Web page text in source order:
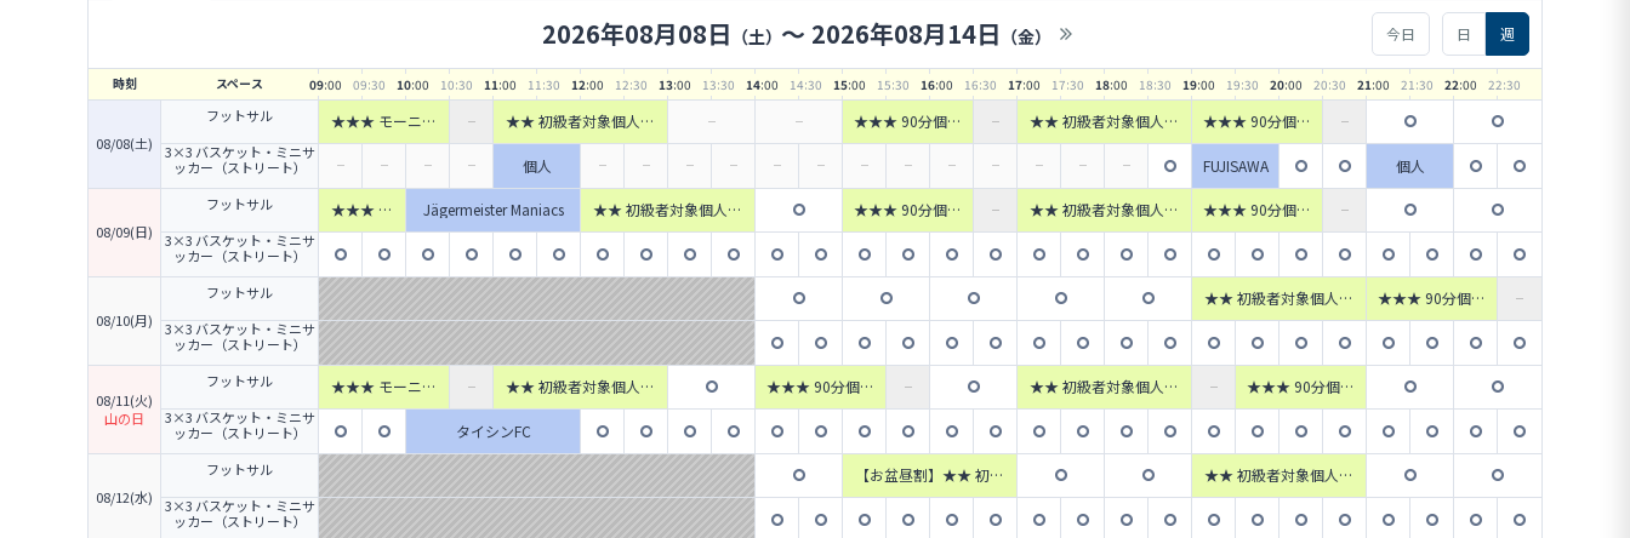
2026年08月08日 （土） 〜 2026年08月14日 （金） 今日 日 週
時刻 スペース 09:00 09:30 10:00 10:30 11:00 11 :30 12:00 12:30 13:00 13:30 14:00 14:30 15:00 15:30 16:00 16:30 17:00 17:30 18:00 18:30 19:00 19:30 20:00 20:30 21:00 21 :30 22:00 22:30
08/08(土)
フットサル
★★★ モーニン
町田駅ターミナル
改札口徒歩1分】
★★ 初級者対象個人フ
★★★ 90分個人
ミナル改札口徒歩
1分】
★★ 初級者対象個人フ
★★★ 90分個人
ミナル改札口徒歩
1分】
3×3 バスケット・ミニサ
ッカー（ストリート）
個人 FUJISAWA 個人
08/09(日)
フットサル
★★★ モ
フットサル
【JR町田
歩1分】
Jägermeister Maniacs
★★ 初級者対象個人フ
★★★ 90分個人
ミナル改札口徒歩
1分】
★★ 初級者対象個人フ
★★★ 90分個人
ミナル改札口徒歩
1分】
3×3 バスケット・ミニサ
ッカー（ストリート）
08/10(月)
フットサル
★★ 初級者対象個人フ
★★★ 90分個人
ミナル改札口徒歩
1分】
3×3 バスケット・ミニサ
ッカー（ストリート）
08/11(火)
山の日
フットサル
★★★ モーニン
町田駅ターミナル
改札口徒歩1分】
★★ 初級者対象個人フ
★★★ 90分個人
ミナル改札口徒歩
1分】
★★ 初級者対象個人フ
★★★ 90分個人
ミナル改札口徒歩
1分】
3×3 バスケット・ミニサ
ッカー（ストリート）
タイシンFC
08/12(水)
フットサル
【お盆昼割】★★ 初級
改札口徒歩1分】
★★ 初級者対象個人フ
3×3 バスケット・ミニサ
ッカー（ストリート）